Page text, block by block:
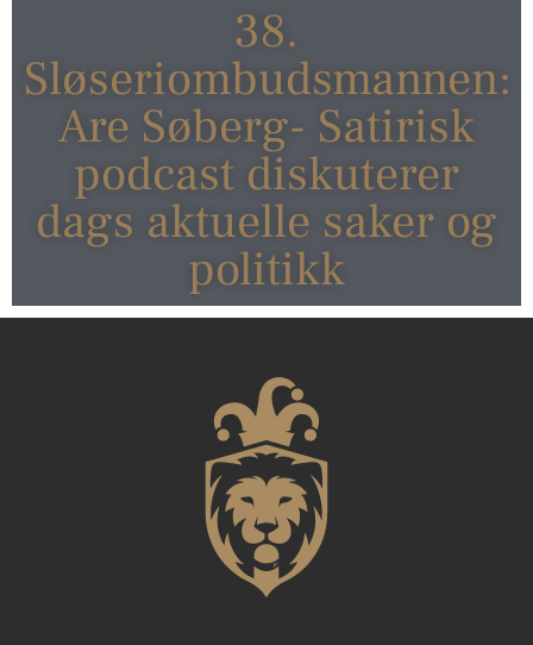
38.
Sløseriombudsmannen:
Are Søberg- Satirisk
podcast diskuterer
dags aktuelle saker og
politikk